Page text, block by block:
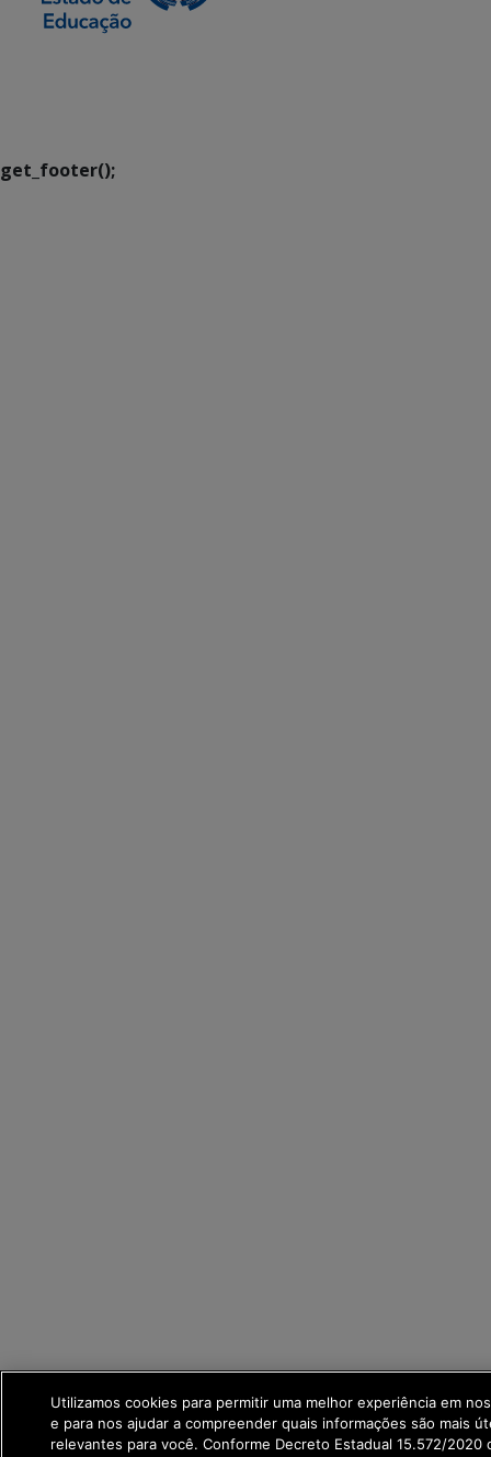
get_footer();
Utilizamos cookies para permitir uma melhor experiência em
e para nos ajudar a compreender quais informações são mais
relevantes para você. Conforme Decreto Estadual 15.572/2020